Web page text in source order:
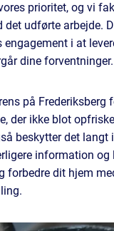
prioritet, og vi
det udførte arbejde.
engagement i at
dine forventninger.
på Frederiksberg
der ikke blot
beskytter det langt
information
forbedre dit hjem